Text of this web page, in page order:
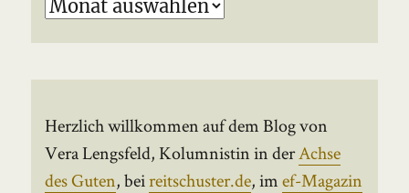
Archiv
Herzlich willkommen auf dem Blog von
Vera Lengsfeld, Kolumnistin in derAchse
des Guten, beireitschuster.de, imef-Magazin